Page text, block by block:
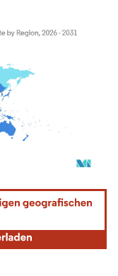
Namensnennung gemäß